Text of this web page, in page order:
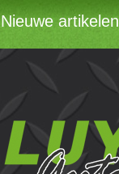
Nieuwe artikelen